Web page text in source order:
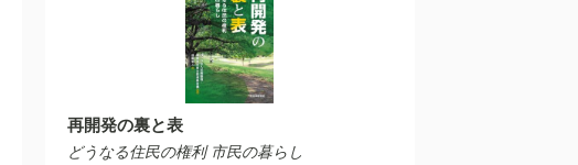
再開発の裏と表
どうなる住民の権利 市民の暮らし